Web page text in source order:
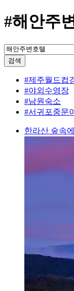
#해안주
검색
#제주월드컵
#야외수영장
#남원숙소
#서귀포중문
한라산 숲속